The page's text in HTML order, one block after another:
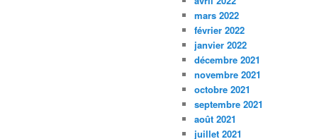
mars 2022
février 2022
janvier 2022
décembre 2021
novembre 2021
octobre 2021
septembre 2021
août 2021
juillet 2021